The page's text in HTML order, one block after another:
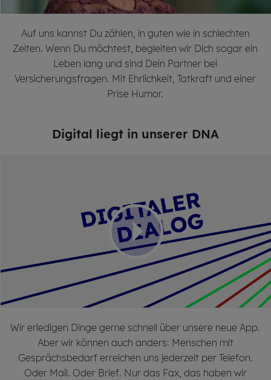
Auf uns kannst Du zählen, in guten wie in schlechten
Zeiten. Wenn Du möchtest, begleiten wir Dich sogar ein
Leben lang und sind Dein Partner bei
Versicherungsfragen. Mit Ehrlichkeit, Tatkraft und einer
Prise Humor.
Di­gi­tal liegt in un­se­rer DNA
Wir erledigen Dinge gerne schnell über unsere neue App.
Aber wir können auch anders: Menschen mit
Gesprächsbedarf erreichen uns jederzeit per Telefon.
Oder Mail. Oder Brief. Nur das Fax, das haben wir